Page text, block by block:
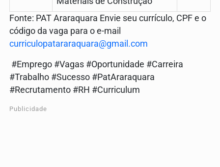
Fonte: PAT Araraquara Envie seu currículo, CPF e o
código da vaga para o e-mail
curriculopatararaquara@gmail.com
#Emprego #Vagas #Oportunidade #Carreira
#Trabalho #Sucesso #PatAraraquara
#Recrutamento #RH #Curriculum
Publicidade